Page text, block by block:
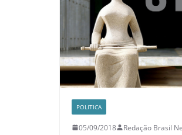
POLITICA
05/09/2018 Redação Brasil